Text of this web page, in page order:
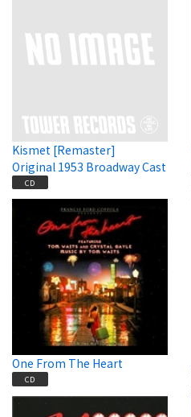
Kismet [Remaster]
Original 1953 Broadway Cast
CD
One From The Heart
CD